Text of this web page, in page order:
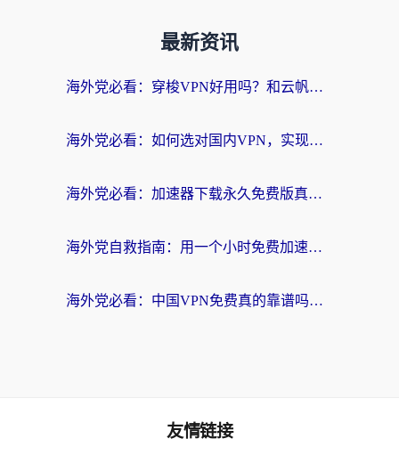
最新资讯
海外党必看：穿梭VPN好用吗？和云帆VPN对比哪个回国效果更好？附真实测评+避坑指南
海外党必看：如何选对国内VPN，实现无缝访问国内资源？
海外党必看：加速器下载永久免费版真的存在吗？教你无缝访问国内资源的正确姿势
海外党自救指南：用一个小时免费加速器，轻松打破国内资源访问壁垒？
海外党必看：中国VPN免费真的靠谱吗？手把手教你选对回国加速器
友情链接